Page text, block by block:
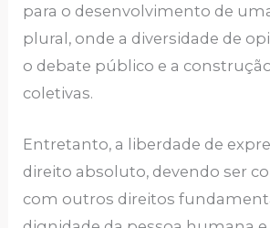
para o desenvolvimento de
plural, onde a diversidade de
o debate público e a
coletivas.
Entretanto, a liberdade de
direito absoluto, devendo ser
com outros direitos